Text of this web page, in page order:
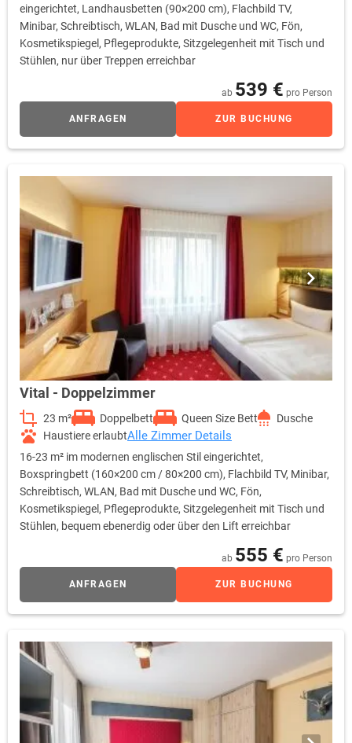
eingerichtet, Landhausbetten (90×200 cm), Flachbild TV,
Minibar, Schreibtisch, WLAN, Bad mit Dusche und WC, Fön,
Kosmetikspiegel, Pflegeprodukte, Sitzgelegenheit mit Tisch und
Stühlen, nur über Treppen erreichbar
ab 539 € pro Person
ANFRAGEN ZUR BUCHUNG
Vital - Doppelzimmer
23 m² Doppelbett Queen Size Bett
Dusche
Haustiere erlaubtAlle Zimmer Details
16-23 m² im modernen englischen Stil eingerichtet,
Boxspringbett (160×200 cm / 80×200 cm), Flachbild TV, Minibar,
Schreibtisch, WLAN, Bad mit Dusche und WC, Fön,
Kosmetikspiegel, Pflegeprodukte, Sitzgelegenheit mit Tisch und
Stühlen, bequem ebenerdig oder über den Lift erreichbar
ab 555 € pro Person
ANFRAGEN ZUR BUCHUNG